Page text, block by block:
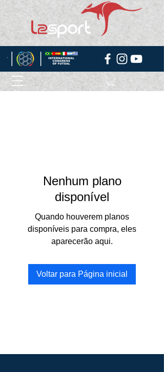
Nenhum plano
disponível
Quando houverem planos
disponíveis para compra, eles
aparecerão aqui.
Voltar para Página inicial